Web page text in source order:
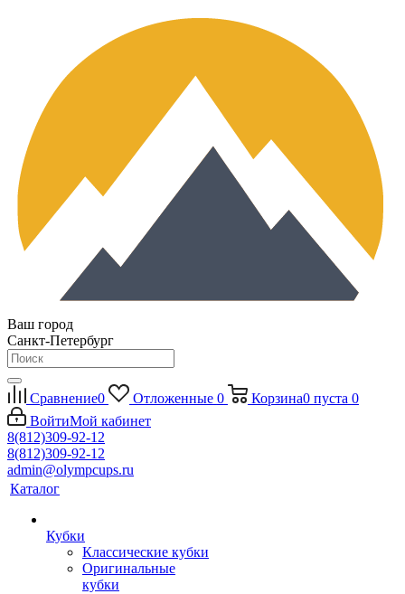
Ваш город
Санкт-Петербург
Сравнение0 Отложенные 0 Корзина0 пуста 0
ВойтиМой кабинет
8(812)309-92-12
8(812)309-92-12
admin@olympcups.ru
Каталог
Кубки
Классические кубки
Оригинальные
кубки